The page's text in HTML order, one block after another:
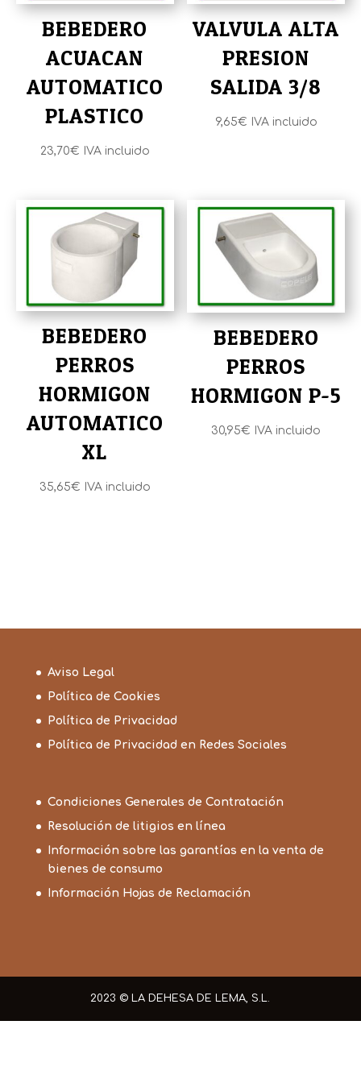
BEBEDERO
ACUACAN
AUTOMATICO
PLASTICO
23,70€ IVA incluido
VALVULA ALTA
PRESION
SALIDA 3/8
9,65€ IVA incluido
BEBEDERO
PERROS
HORMIGON
AUTOMATICO
XL
35,65€ IVA incluido
BEBEDERO
PERROS
HORMIGON P-5
30,95€ IVA incluido
Aviso Legal
Política de Cookies
Política de Privacidad
Política de Privacidad en Redes Sociales
Condiciones Generales de Contratación
Resolución de litigios en línea
Información sobre las garantías en la venta de
bienes de consumo
Información Hojas de Reclamación
2023 © LA DEHESA DE LEMA, S.L.